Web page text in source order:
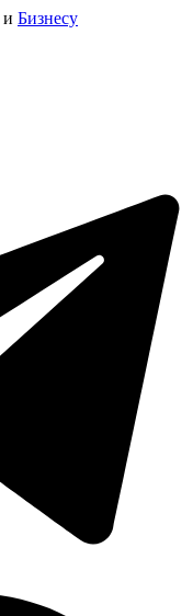
и Бизнесу